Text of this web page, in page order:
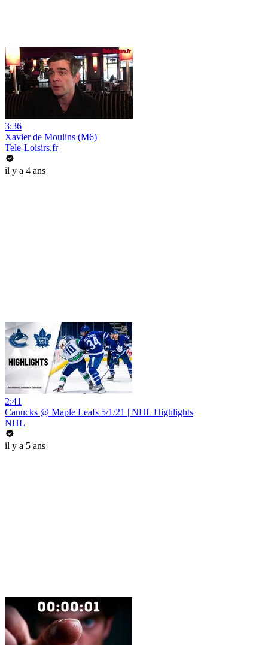
3:36
Xavier de Moulins (M6)
Tele-Loisirs.fr
il y a 4 ans
2:41
Canucks @ Maple Leafs 5/1/21 | NHL Highlights
NHL
il y a 5 ans